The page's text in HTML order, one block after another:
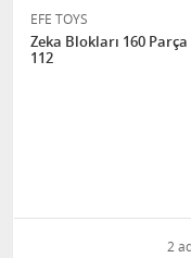
EFE TOYS
Zeka Blokları 160 Parça
112
2